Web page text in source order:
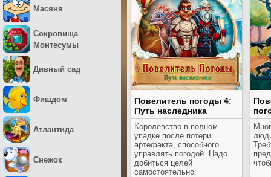
Повелитель погоды 4:
Путь наследника
Королевство в полном
упадке после потери
артефакта, способного
управлять погодой. Надо
добиться целей
самостоятельно.
Масяня
Сокровища
Монтесумы
Дивный сад
Фишдом
Атлантида
Снежок